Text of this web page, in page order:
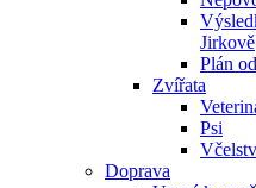
Jirkově
Plán
Zvířata
Psi
Doprava